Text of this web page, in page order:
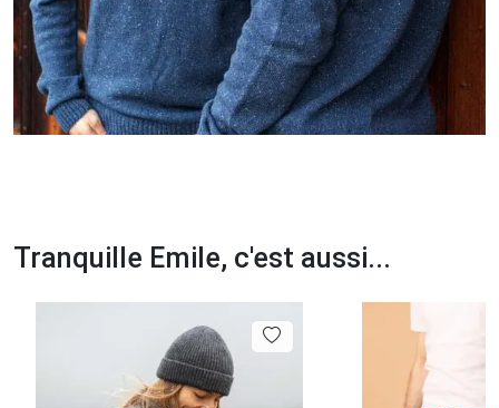
Tranquille Emile, c'est aussi...